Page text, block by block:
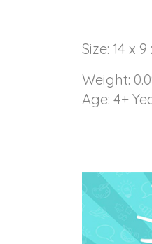
Size: 14 x
Weight:
Age: 4+